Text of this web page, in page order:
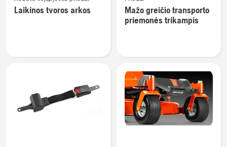
detalių
Laikinos tvoros arkos
detalių
apie
priemonės
trikampis
Mažo greičio transporto
priemonės trikampis